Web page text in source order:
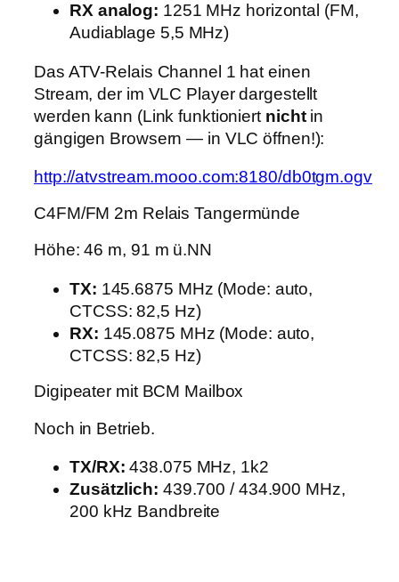
RX analog: 1251 MHz horizontal (FM,
Audiablage 5,5 MHz)
Das ATV-Relais Channel 1 hat einen
Stream, der im VLC Player dargestellt
werden kann (Link funktioniert nichtin
gängigen Browsern — in VLC öffnen!):
http://atvstream.mooo.com:8180/db0tgm.ogv
C4FM/FM 2m Relais Tangermünde
Höhe: 46 m, 91 m ü.NN
TX: 145.6875 MHz (Mode: auto,
CTCSS: 82,5 Hz)
RX: 145.0875 MHz (Mode: auto,
CTCSS: 82,5 Hz)
Digipeater mit BCM Mailbox
Noch in Betrieb.
TX/RX: 438.075 MHz, 1k2
Zusätzlich: 439.700 / 434.900 MHz,
200 kHz Bandbreite